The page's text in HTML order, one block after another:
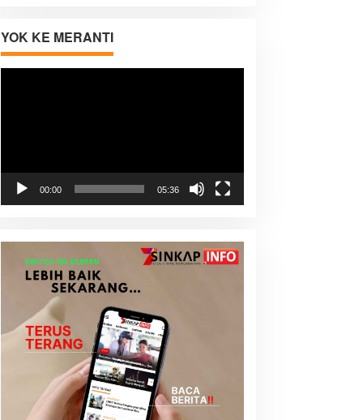
YOK KE MERANTI
00:00 05:36